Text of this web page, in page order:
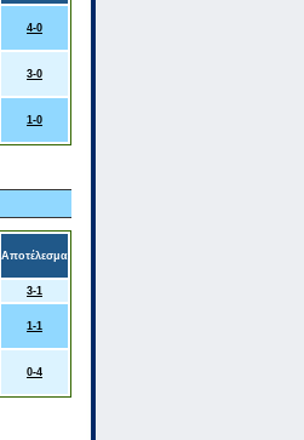
4-0
3-0
1-0
Αποτέλεσμα
3-1
1-1
0-4